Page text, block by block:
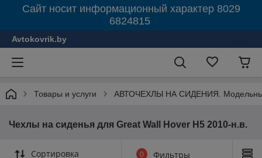
Сайт носит информационный характер 8029
6824815
Avtokovrik.by
Товары и услуги АВТОЧЕХЛЫ НА СИДЕНИЯ.
Чехлы на сиденья для Great Wall Hover H5 2010-н.в.
Сортировка 0 Фильтры